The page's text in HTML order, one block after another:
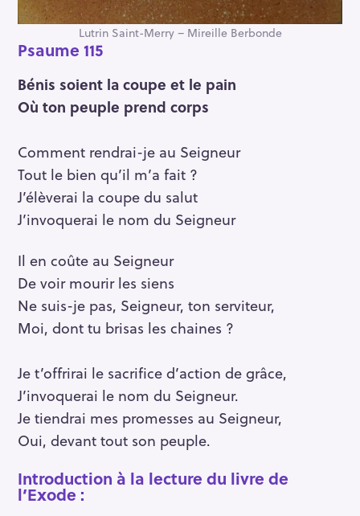
Lutrin Saint-Merry – Mireille Berbonde
Psaume 115
Bénis soient la coupe et le pain
Où ton peuple prend corps
Comment rendrai-je au Seigneur
Tout le bien qu’il m’a fait ?
J’élèverai la coupe du salut
J’invoquerai le nom du Seigneur
Il en coûte au Seigneur
De voir mourir les siens
Ne suis-je pas, Seigneur, ton serviteur,
Moi, dont tu brisas les chaines ?
Je t’offrirai le sacrifice d’action de grâce,
J’invoquerai le nom du Seigneur.
Je tiendrai mes promesses au Seigneur,
Oui, devant tout son peuple.
Introduction à la lecture du livre de
l’Exode :